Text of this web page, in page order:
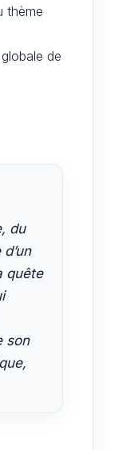
thème
de
du
quête
son